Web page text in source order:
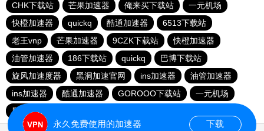
CHK下载站
芒果加速器 俺来买下载站
一元机场
快橙加速器
quickq 酷通加速器
6513下载站
老王vnp
芒果加速器 9CZK下载站
快橙加速器
油管加速器
186下载站 quickq
巴博下载站
旋风加速度器
黑洞加速官网 ins加速器
油管加速器
ins加速器
酷通加速器 GOROOO下载站
一元机场
黑洞加速官网
永久免费使用的加速器 下载